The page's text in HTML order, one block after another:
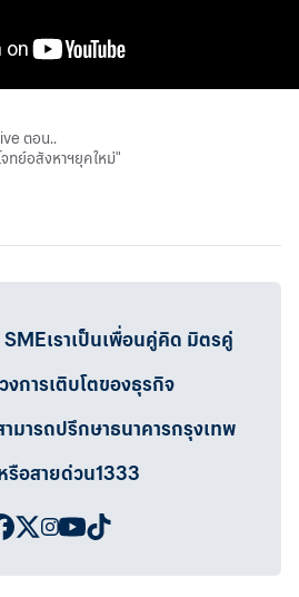
ตอน..
ทย์อสังหาฯยุคใหม่"
เราเป็นเพื่อนคู่คิด มิตรคู่
งการเติบโตของธุรกิจ
มารถปรึกษาธนาคารกรุงเทพ
รือสายด่วน1333